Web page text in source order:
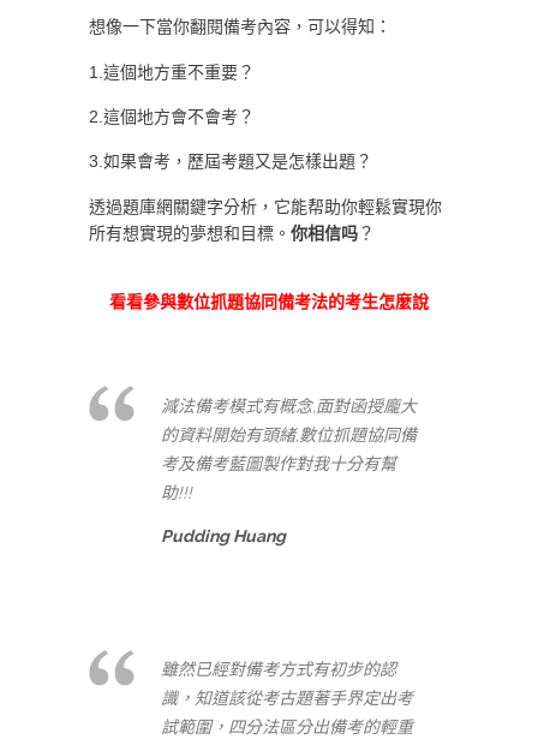
想像一下當你翻閱備考內容，可以得知：
1.這個地方重不重要？
2.這個地方會不會考？
3.如果會考，歷屆考題又是怎樣出題？
透過題庫網關鍵字分析，它能帮助你輕鬆實現你
所有想實現的夢想和目標。 你相信吗？
看看參與數位抓題協同備考法的考生怎麼說
減法備考模式有概念,面對函授龐大
的資料開始有頭緒,數位抓題協同備
考及備考藍圖製作對我十分有幫
助!!!
Pudding Huang
雖然已經對備考方式有初步的認
識，知道該從考古題著手界定出考
試範圍，四分法區分出備考的輕重